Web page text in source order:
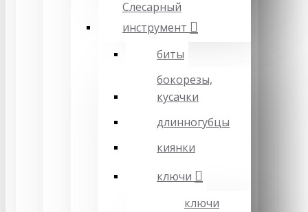
Слесарный
инструмент
биты
бокорезы,
кусачки
длинногубцы
киянки
ключи
ключи